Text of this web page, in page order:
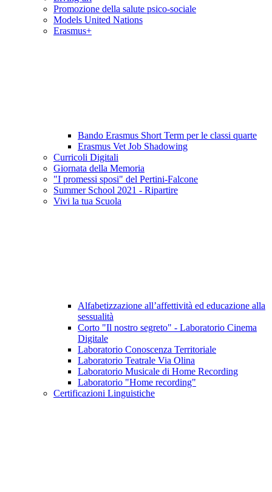
Promozione della salute psico-sociale
Models United Nations
Erasmus+
Bando Erasmus Short Term per le classi quarte
Erasmus Vet Job Shadowing
Curricoli Digitali
Giornata della Memoria
"I promessi sposi" del Pertini-Falcone
Summer School 2021 - Ripartire
Vivi la tua Scuola
Alfabetizzazione all’affettività ed educazione alla
sessualità
Corto "Il nostro segreto" - Laboratorio Cinema
Digitale
Laboratorio Conoscenza Territoriale
Laboratorio Teatrale Via Olina
Laboratorio Musicale di Home Recording
Laboratorio "Home recording"
Certificazioni Linguistiche